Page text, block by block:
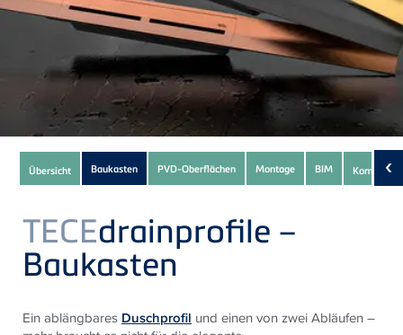
Subnavigation
of
current
Product
Übersicht Baukasten PVD-Oberflächen Montage BIM ‹
TECEdrainprofile –
Baukasten
Ein ablängbares Duschprofil und einen von zwei Abläufen –